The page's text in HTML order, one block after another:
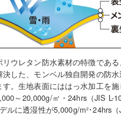
リウレタン防水素材の特徴であ
決した、モンベル独自開発の防
。生地表面にははっ水加工を施
～20,000g/㎡・24hrs（JIS L-
ルに透湿性が5,000g/m²･24hrs